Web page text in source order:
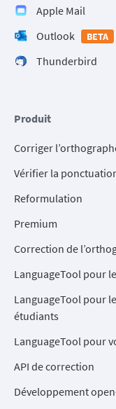
Apple Mail
Outlook
BETA
Thunderbird
Produit
Corriger
Vérifier la
Reformulation
Premium
Correction de
LanguageTool pour
LanguageTool pour
étudiants
LanguageTool pour
API de correction
Développement